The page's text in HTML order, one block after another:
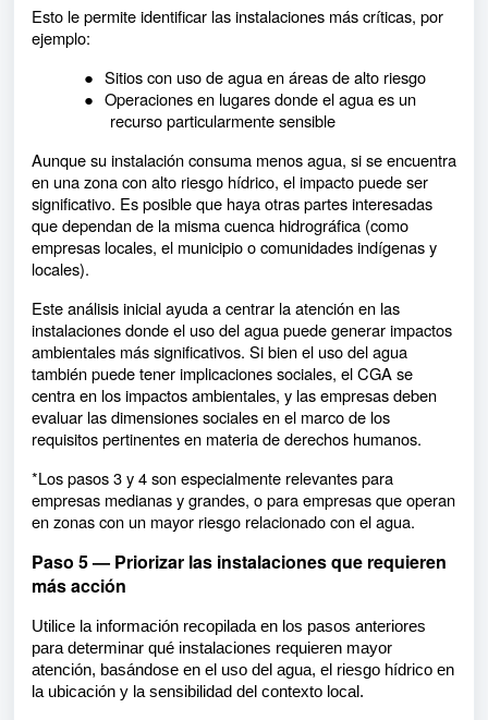
Esto le permite identificar las instalaciones más críticas, por
ejemplo:
● Sitios con uso de agua en áreas de alto riesgo
● Operaciones en lugares donde el agua es un
recurso particularmente sensible
Aunque su instalación consuma menos agua, si se encuentra
en una zona con alto riesgo hídrico, el impacto puede ser
significativo. Es posible que haya otras partes interesadas
que dependan de la misma cuenca hidrográfica (como
empresas locales, el municipio o comunidades indígenas y
locales).
Este análisis inicial ayuda a centrar la atención en las
instalaciones donde el uso del agua puede generar impactos
ambientales más significativos. Si bien el uso del agua
también puede tener implicaciones sociales, el CGA se
centra en los impactos ambientales, y las empresas deben
evaluar las dimensiones sociales en el marco de los
requisitos pertinentes en materia de derechos humanos.
*Los pasos 3 y 4 son especialmente relevantes para
empresas medianas y grandes, o para empresas que operan
en zonas con un mayor riesgo relacionado con el agua.
Paso 5 — Priorizar las instalaciones que requieren
más acción
Utilice la información recopilada en los pasos anteriores
para determinar qué instalaciones requieren mayor
atención, basándose en el uso del agua, el riesgo hídrico en
la ubicación y la sensibilidad del contexto local.